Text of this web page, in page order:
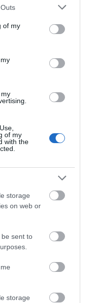
one or more Google
You may click to
its third-party tags to
in below Google
of my
of my
with the
storage
on web or
sent to
storage
του Αταμάν –
ίσως τελικά να μην
από τον
– Τι δείχνει νέα
τα βλέμματα στη
Η εμφάνιση
χαμό στα